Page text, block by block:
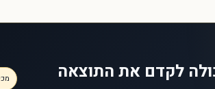
לקדם את התוצאה